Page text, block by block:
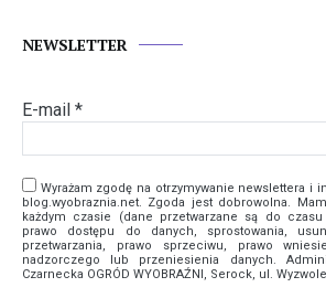
NEWSLETTER
E-mail *
Wyrażam zgodę na otrzymywanie newslettera i
blog.wyobraznia.net. Zgoda jest dobrowolna.
każdym czasie (dane przetwarzane są do
prawo dostępu do danych, sprostowania,
przetwarzania, prawo sprzeciwu, prawo
nadzorczego lub przeniesienia danych.
Czarnecka OGRÓD WYOBRAŹNI, Serock, ul.